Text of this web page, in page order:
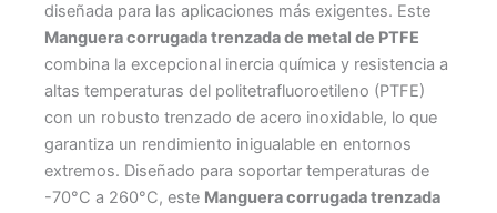
diseñada para las aplicaciones más exigentes. Este
Manguera corrugada trenzada de metal de PTFE
combina la excepcional inercia química y resistencia a
altas temperaturas del politetrafluoroetileno (PTFE)
con un robusto trenzado de acero inoxidable, lo que
garantiza un rendimiento inigualable en entornos
extremos. Diseñado para soportar temperaturas de
-70°C a 260°C, este Manguera corrugada trenzada